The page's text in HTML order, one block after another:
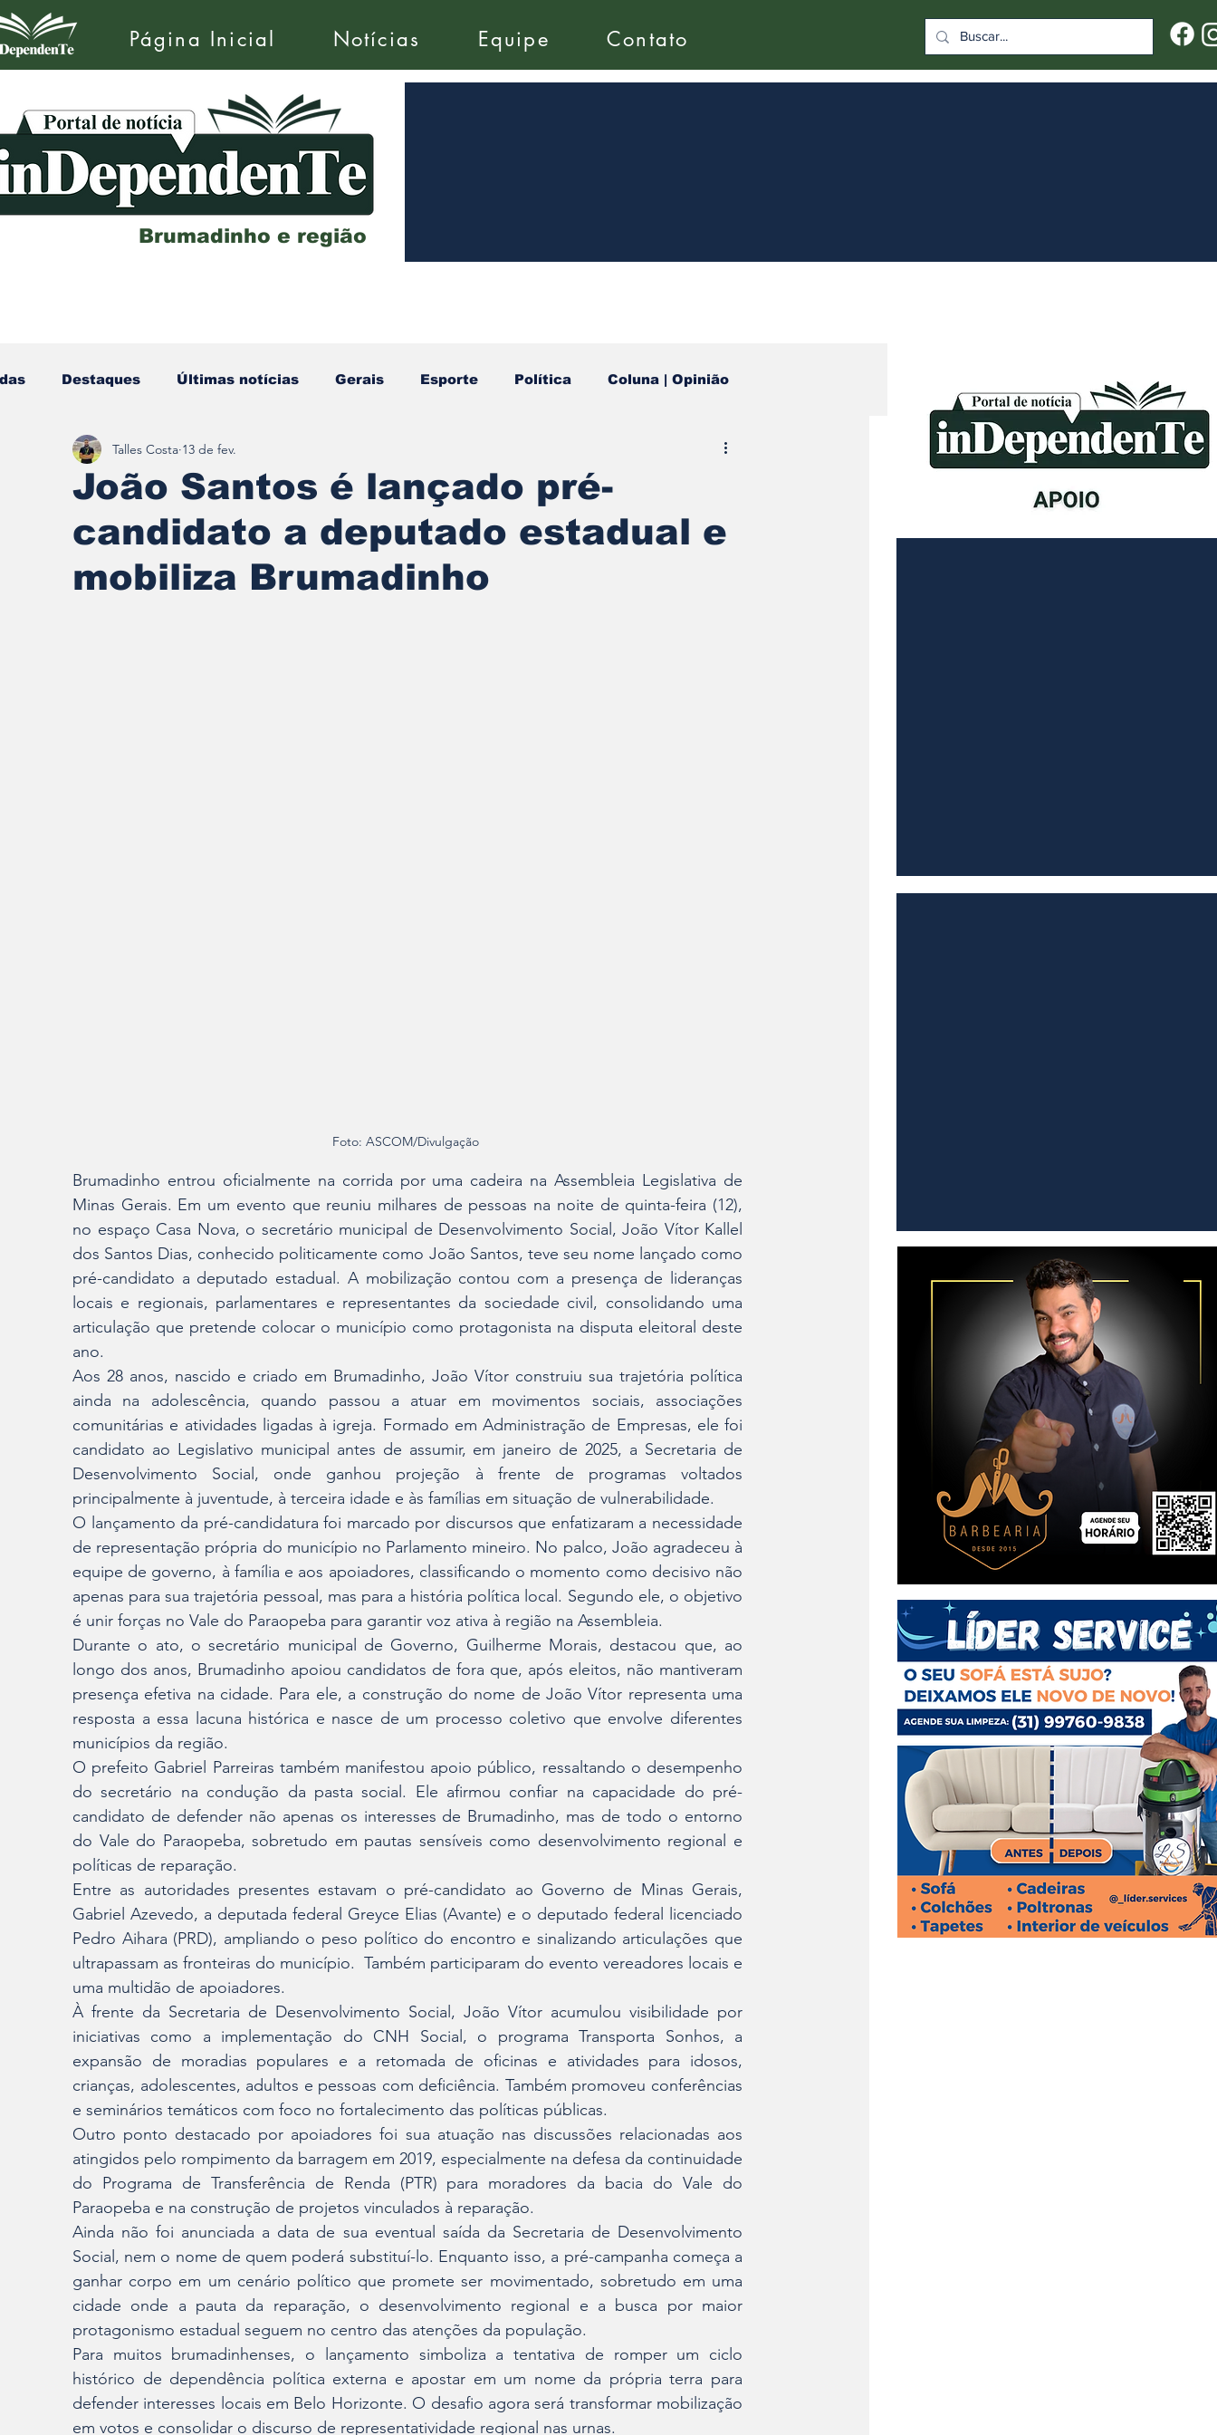
Página Inicial Notícias Equipe Contato
Brumadinho e região
Destaques Últimas notícias Gerais Esporte Política Coluna | Opinião
Redescobrindo Brumadinho
João Santos é lançado pré-
candidato a deputado estadual e
mobiliza Brumadinho
Talles Costa 13 de fev.
Foto: ASCOM/Divulgação
Brumadinho entrou oficialmente na corrida por uma cadeira na Assembleia Legislativa de
Minas Gerais. Em um evento que reuniu milhares de pessoas na noite de quinta-feira (12),
no espaço Casa Nova, o secretário municipal de Desenvolvimento Social, João Vítor Kallel
dos Santos Dias, conhecido politicamente como João Santos, teve seu nome lançado como
pré-candidato a deputado estadual. A mobilização contou com a presença de lideranças
locais e regionais, parlamentares e representantes da sociedade civil, consolidando uma
articulação que pretende colocar o município como protagonista na disputa eleitoral deste
ano.
Aos 28 anos, nascido e criado em Brumadinho, João Vítor construiu sua trajetória política
ainda na adolescência, quando passou a atuar em movimentos sociais, associações
comunitárias e atividades ligadas à igreja. Formado em Administração de Empresas, ele foi
candidato ao Legislativo municipal antes de assumir, em janeiro de 2025, a Secretaria de
Desenvolvimento Social, onde ganhou projeção à frente de programas voltados
principalmente à juventude, à terceira idade e às famílias em situação de vulnerabilidade.
O lançamento da pré-candidatura foi marcado por discursos que enfatizaram a necessidade
de representação própria do município no Parlamento mineiro. No palco, João agradeceu à
equipe de governo, à família e aos apoiadores, classificando o momento como decisivo não
apenas para sua trajetória pessoal, mas para a história política local. Segundo ele, o objetivo
é unir forças no Vale do Paraopeba para garantir voz ativa à região na Assembleia.
Durante o ato, o secretário municipal de Governo, Guilherme Morais, destacou que, ao
longo dos anos, Brumadinho apoiou candidatos de fora que, após eleitos, não mantiveram
presença efetiva na cidade. Para ele, a construção do nome de João Vítor representa uma
resposta a essa lacuna histórica e nasce de um processo coletivo que envolve diferentes
municípios da região.
O prefeito Gabriel Parreiras também manifestou apoio público, ressaltando o desempenho
do secretário na condução da pasta social. Ele afirmou confiar na capacidade do pré-
candidato de defender não apenas os interesses de Brumadinho, mas de todo o entorno
do Vale do Paraopeba, sobretudo em pautas sensíveis como desenvolvimento regional e
políticas de reparação.
Entre as autoridades presentes estavam o pré-candidato ao Governo de Minas Gerais,
Gabriel Azevedo, a deputada federal Greyce Elias (Avante) e o deputado federal licenciado
Pedro Aihara (PRD), ampliando o peso político do encontro e sinalizando articulações que
ultrapassam as fronteiras do município.  Também participaram do evento vereadores locais e
uma multidão de apoiadores.
À frente da Secretaria de Desenvolvimento Social, João Vítor acumulou visibilidade por
iniciativas como a implementação do CNH Social, o programa Transporta Sonhos, a
expansão de moradias populares e a retomada de oficinas e atividades para idosos,
crianças, adolescentes, adultos e pessoas com deficiência. Também promoveu conferências
e seminários temáticos com foco no fortalecimento das políticas públicas.
Outro ponto destacado por apoiadores foi sua atuação nas discussões relacionadas aos
atingidos pelo rompimento da barragem em 2019, especialmente na defesa da continuidade
do Programa de Transferência de Renda (PTR) para moradores da bacia do Vale do
Paraopeba e na construção de projetos vinculados à reparação.
Ainda não foi anunciada a data de sua eventual saída da Secretaria de Desenvolvimento
Social, nem o nome de quem poderá substituí-lo. Enquanto isso, a pré-campanha começa a
ganhar corpo em um cenário político que promete ser movimentado, sobretudo em uma
cidade onde a pauta da reparação, o desenvolvimento regional e a busca por maior
protagonismo estadual seguem no centro das atenções da população.
Para muitos brumadinhenses, o lançamento simboliza a tentativa de romper um ciclo
histórico de dependência política externa e apostar em um nome da própria terra para
defender interesses locais em Belo Horizonte. O desafio agora será transformar mobilização
em votos e consolidar o discurso de representatividade regional nas urnas.